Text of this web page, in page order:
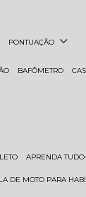
PONTUAÇÃO
BAFÔMETRO
APRENDA
DE MOTO PARA